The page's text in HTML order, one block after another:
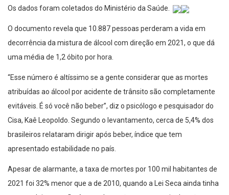
Os dados foram coletados do Ministério da Saúde.
O documento revela que 10.887 pessoas perderam a vida em
decorrência da mistura de álcool com direção em 2021, o que dá
uma média de 1,2 óbito por hora.
“Esse número é altíssimo se a gente considerar que as mortes
atribuídas ao álcool por acidente de trânsito são completamente
evitáveis. É só você não beber”, diz o psicólogo e pesquisador do
Cisa, Kaê Leopoldo. Segundo o levantamento, cerca de 5,4% dos
brasileiros relataram dirigir após beber, índice que tem
apresentado estabilidade no país.
Apesar de alarmante, a taxa de mortes por 100 mil habitantes de
2021 foi 32% menor que a de 2010, quando a Lei Seca ainda tinha